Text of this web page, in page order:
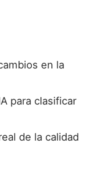
en la
para clasificar
de la calidad